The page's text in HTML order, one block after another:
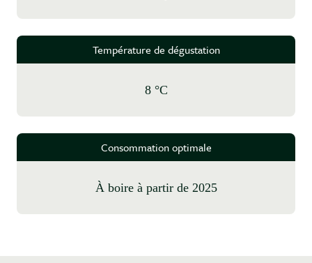
Température de dégustation
8 °C
Consommation optimale
à boire à partir de 2025